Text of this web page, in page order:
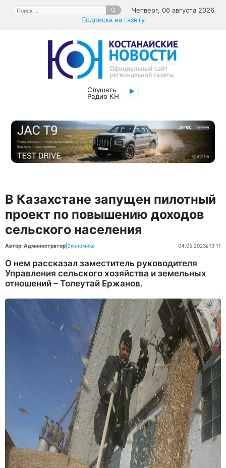
Перейти
содержимому
Поиск:
Четверг, 06 августа 2026
Подписка на газету
Слушать
Радио КН
В Казахстане запущен пилотный
проект по повышению доходов
сельского населения
Автор: Администратор Экономика 04.05.2023в13:11
О нем рассказал заместитель руководителя
Управления сельского хозяйства и земельных
отношений – Толеутай Ержанов.